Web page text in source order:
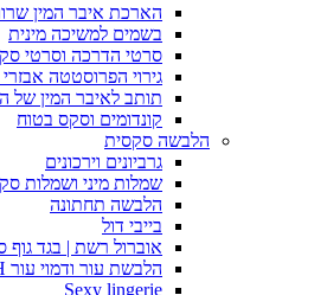
הארכת איבר המין
בשמים למשיכה מינית
סרטי הדרכה וסרטי
גירוי הפרוסטטה
תותב לאיבר המין של
קונדומים וסקס בטוח
הלבשה סקסית
גרביונים וירכונים
שמלות מיני ושמלות
הלבשה תחתונה
בייבי דול
אוברול רשת | בגד גוף
הלבשת עור ודמוי עור FETISH
Sexy lingerie